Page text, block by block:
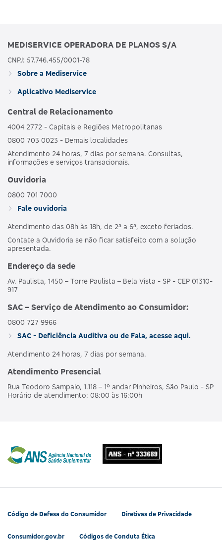
MEDISERVICE OPERADORA DE PLANOS S/A
CNPJ: 57.746.455/0001-78
Sobre a Mediservice
Aplicativo Mediservice
Central de Relacionamento
4004 2772 - Capitais e Regiões Metropolitanas
0800 703 0023 - Demais localidades
Atendimento 24 horas, 7 dias por semana. Consultas,
informações e serviços transacionais.
Ouvidoria
0800 701 7000
Fale ouvidoria
Atendimento das 08h às 18h, de 2ª a 6ª, exceto feriados.
Contate a Ouvidoria se não ficar satisfeito com a solução
apresentada.
Endereço da sede
Av. Paulista, 1450 – Torre Paulista – Bela Vista - SP - CEP 01310-
917
SAC – Serviço de Atendimento ao Consumidor:
0800 727 9966
SAC - Deficiência Auditiva ou de Fala, acesse aqui.
Atendimento 24 horas, 7 dias por semana.
Atendimento Presencial
Rua Teodoro Sampaio, 1.118 – 1º andar Pinheiros, São Paulo - SP
Horário de atendimento: 08:00 às 16:00h
Código de Defesa do Consumidor Diretivas de Privacidade
Consumidor.gov.br Códigos de Conduta Ética